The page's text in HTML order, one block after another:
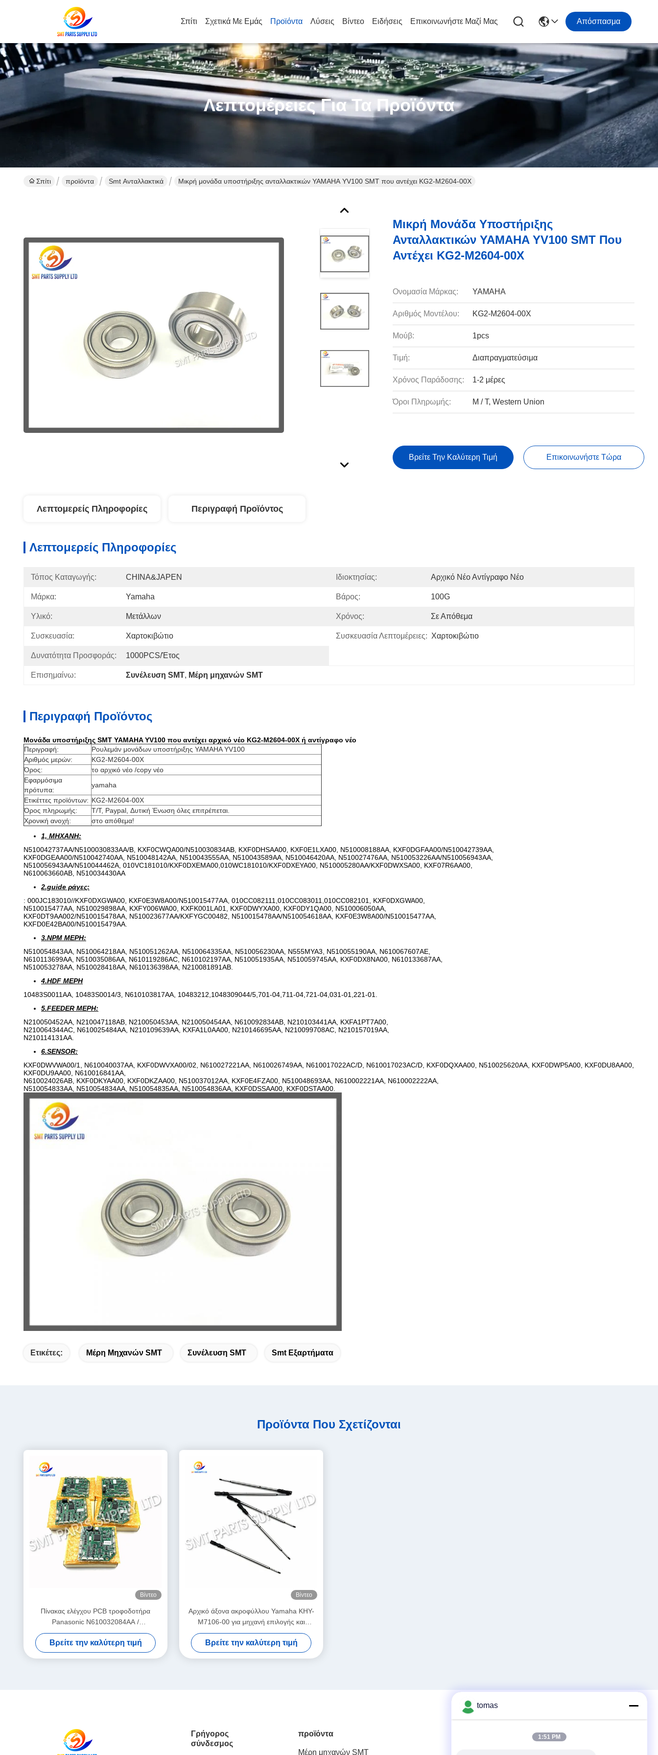
Σπίτι Σχετικά Με Εμάς Προϊόντα Λύσεις Βίντεο Ειδήσεις Επικοινωνήστε Μαζί Μας Απόσπασμα
Λεπτομέρειες Για Τα Προϊόντα
Σπίτι προϊόντα Smt Ανταλλακτικά Μικρή μονάδα υποστήριξης ανταλλακτικών YAMAHA YV100 SMT που αντέχει KG2-M2604-00X
Μικρή Μονάδα Υποστήριξης
Ανταλλακτικών YAMAHA YV100 SMT Που
Αντέχει KG2-M2604-00X
Ονομασία Μάρκας: YAMAHA
Αριθμός Μοντέλου: KG2-M2604-00X
Μούβ: 1pcs
Τιμή: Διαπραγματεύσιμα
Χρόνος Παράδοσης: 1-2 μέρες
Όροι Πληρωμής: Μ / Τ, Western Union
Βρείτε Την Καλύτερη Τιμή Επικοινωνήστε Τώρα
Λεπτομερείς Πληροφορίες Περιγραφή Προϊόντος
Λεπτομερείς Πληροφορίες
Τόπος Καταγωγής: CHINA&JAPEN Ιδιοκτησίας: Αρχικό Νέο Αντίγραφο Νέο
Μάρκα: Yamaha Βάρος: 100G
Υλικό: Μετάλλων Χρόνος: Σε Απόθεμα
Συσκευασία: Χαρτοκιβώτιο Συσκευασία Λεπτομέρειες: Χαρτοκιβώτιο
Δυνατότητα Προσφοράς: 1000PCS/έτος
Επισημαίνω: Συνέλευση SMT, Μέρη μηχανών SMT
Περιγραφή Προϊόντος
Μονάδα υποστήριξης SMT YAMAHA YV100 που αντέχει αρχικό νέο KG2-M2604-00X ή αντίγραφο νέο
Περιγραφή:
Ρουλεμάν μονάδων υποστήριξης YAMAHA YV100
Αριθμός μερών:
KG2-M2604-00X
Όρος:
το αρχικό νέο /copy νέο
Εφαρμόσιμα
πρότυπα:
yamaha
Ετικέττες προϊόντων: KG2-M2604-00X
Όρος πληρωμής:
T/T, Paypal, Δυτική Ένωση όλες επιτρέπεται.
Χρονική ανοχή:
στο απόθεμα!
1, ΜΗΧΑΝΗ:
N510042737AA/N5100030833AA/B, KXF0CWQA00/N510030834AB, KXF0DHSAA00, KXF0E1LXA00, N510008188AA, KXF0DGFAA00/N510042739AA,
KXF0DGEAA00/N510042740AA, N510048142AA, N510043555AA, N510043589AA, N510046420AA, N510027476AA, N510053226AA/N510056943AA,
N510056943AA/N510044462A, 010VC181010/KXF0DXEMA00,010WC181010/KXF0DXEYA00, N510005280AA/KXF0DWXSA00, KXF07R6AA00,
N610063660AB, N510034430AA
2.guide ράγες:
: 000JC183010//KXF0DXGWA00, KXF0E3W8A00/N510015477AA, 010CC082111,010CC083011,010CC082101, KXF0DXGWA00,
N510015477AA, N510029898AA, KXFY006WA00, KXFK001LA01, KXF0DWYXA00, KXF0DY1QA00, N510006050AA,
KXF0DT9AA002/N510015478AA, N510023677AA/KXFYGC00482, N510015478AA/N510054618AA, KXF0E3W8A00/N510015477AA,
KXFD0E42BA00/N510015479AA.
3.NPM ΜΕΡΗ:
N510054843AA, N510064218AA, N510051262AA, N510064335AA, N510056230AA, N555MYA3, N510055190AA, N610067607AE,
N610113699AA, N510035086AA, N610119286AC, N610102197AA, N510051935AA, N510059745AA, KXF0DX8NA00, N610133687AA,
N510053278AA, N510028418AA, N610136398AA, N210081891AB.
4.HDF ΜΕΡΗ
10483S0011AA, 10483S0014/3, N610103817AA, 10483212,1048309044/5,701-04,711-04,721-04,031-01,221-01.
5.FEEDER ΜΕΡΗ:
N210050452AA, N210047118AB, N210050453AA, N210050454AA, N610092834AB, N210103441AA, KXFA1PT7A00,
N210064344AC, N610025484AA, N210109639AA, KXFA1L0AA00, N210146695AA, N210099708AC, N210157019AA,
N210114131AA.
6.SENSOR:
KXF0DWVWA00/1, N610040037AA, KXF0DWVXA00/02, N610027221AA, N610026749AA, N610017022AC/D, N610017023AC/D, KXF0DQXAA00, N510025620AA, KXF0DWP5A00, KXF0DU8AA00,
KXF0DU9AA00, N610016841AA,
N610024026AB, KXF0DKYAA00, KXF0DKZAA00, N510037012AA, KXF0E4FZA00, N510048693AA, N610002221AA, N610002222AA,
N510054833AA, N510054834AA, N510054835AA, N510054836AA, KXF0DSSAA00, KXF0DSTAA00.
Ετικέτες: Μέρη Μηχανών SMT Συνέλευση SMT Smt Εξαρτήματα
Προϊόντα Που Σχετίζονται
Βίντεο
Πίνακας ελέγχου PCB τροφοδοτήρα
Panasonic N610032084AA /
KXF0DWTHA00 (MC12CX-5) για
τροφοδοτές CM402 CM602 NPM 8mm /
12mm / 16mm
Βρείτε την καλύτερη τιμή
Βίντεο
Αρχικό άξονα ακροφύλλου Yamaha KHY-
M7106-00 για μηχανή επιλογής και
τοποθέτησης SMT YS12 / YS24 / YG12F
Βρείτε την καλύτερη τιμή
Γρήγορος
σύνδεσμος
προϊόντα
Μέρη μηχανών SMT
Γρήγορη επικοινωνία
tomas
1:51 PM